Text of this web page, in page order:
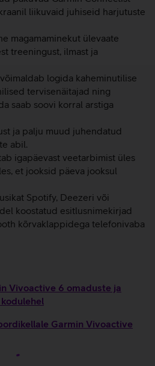
liikuvaid juhiseid harjutuste
magamaminekut ülevaate
treeningust, ilmast ja
logida kaheminutilise
tervisenäitajad ning
saab soovi korral arstiga
ja palju muud juhendatud
abil.
igapäevast veetarbimist üles
et jooksid päeva jooksul
Spotify, Deezeri või
koostatud esitlusnimekirjad
kõrvaklappidega telefonivaba
Vivoactive 6 omaduste ja
Garmin Vivoactive